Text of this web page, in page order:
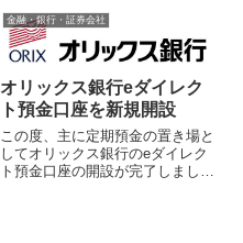
いったサービスが充実しており、
我が家の決...
金融・銀行・証券会社
オリックス銀行eダイレク
ト預金口座を新規開設
この度、主に定期預金の置き場と
してオリックス銀行のeダイレク
ト預金口座の開設が完了しまし